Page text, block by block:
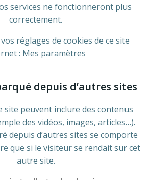
services ne fonctionneront plus
correctement.
réglages de cookies de ce site
: Mes paramètres
depuis d’autres sites
site peuvent inclure des contenus
des vidéos, images, articles…).
depuis d’autres sites se comporte
que si le visiteur se rendait sur cet
autre site.